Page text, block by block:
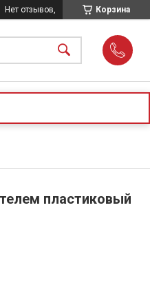
Корзина
Нет отзывов,
пластиковый